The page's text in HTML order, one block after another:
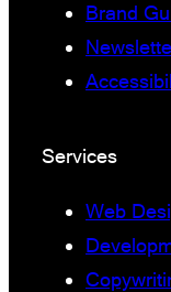
Brand
Services
Web